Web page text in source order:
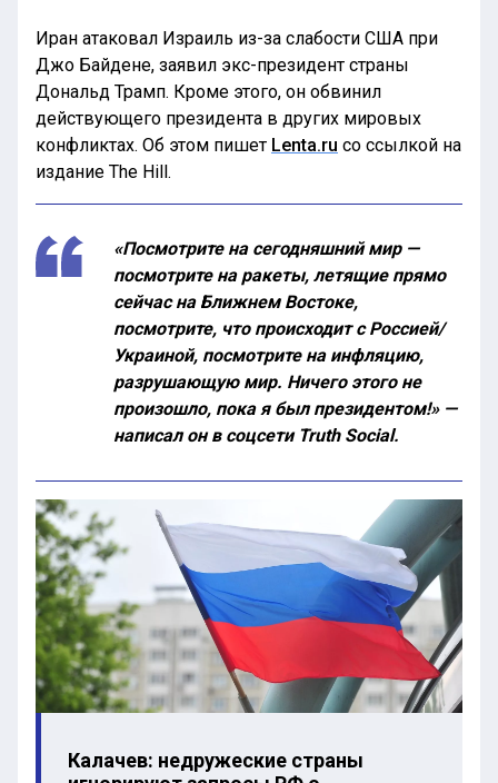
Иран атаковал Израиль из-за слабости США при
Джо Байдене, заявил экс-президент страны
Дональд Трамп. Кроме этого, он обвинил
действующего президента в других мировых
конфликтах. Об этом пишет Lenta.ru со ссылкой на
издание The Hill.
«Посмотрите на сегодняшний мир —
посмотрите на ракеты, летящие прямо
сейчас на Ближнем Востоке,
посмотрите, что происходит с Россией/
Украиной, посмотрите на инфляцию,
разрушающую мир. Ничего этого не
произошло, пока я был президентом!» —
написал он в соцсети Truth Social.
Калачев: недружеские страны